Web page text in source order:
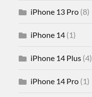
iPhone 13 Pro (8)
iPhone 14 (1)
iPhone 14 Plus (4)
iPhone 14 Pro (1)